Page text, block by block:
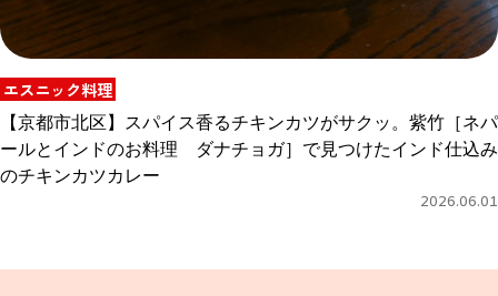
エスニック料理
【京都市北区】スパイス香るチキンカツがサクッ。紫竹［ネパ
ールとインドのお料理 ダナチョガ］で見つけたインド仕込み
のチキンカツカレー
2026.06.01